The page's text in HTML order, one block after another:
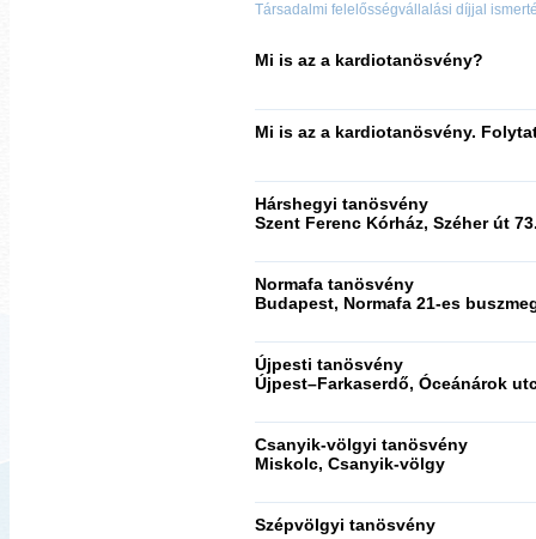
Társadalmi felelősségvállalási díjjal
Mi is az a kardiotanösvény?
Mi is az a kardiotanösvény.
Hárshegyi tanösvény
Szent Ferenc Kórház, Széher út
Normafa tanösvény
Budapest, Normafa 21-es
Újpesti tanösvény
Újpest–Farkaserdő, Óceánárok
Csanyik-völgyi tanösvény
Miskolc, Csanyik-völgy
Szépvölgyi tanösvény